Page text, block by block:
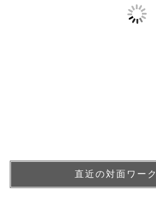
直近の対面ワー